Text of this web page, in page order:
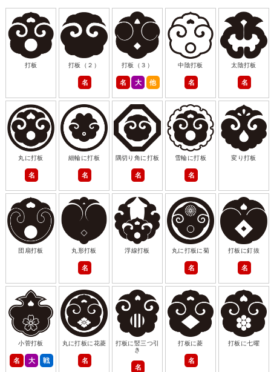
打板 打板（２）
名
打板（３）
名 大 他
中陰打板
名
太陰打板
名
丸に打板
名
細輪に打板
名
隅切り角に打板
名
雪輪に打板
名
変り打板
団扇打板 丸形打板
名
浮線打板 丸に打板に菊
名
打板に釘抜
名
小菅打板
名 大 戦
丸に打板に花菱
名
打板に竪三つ引
き
名
打板に菱
名
打板に七曜